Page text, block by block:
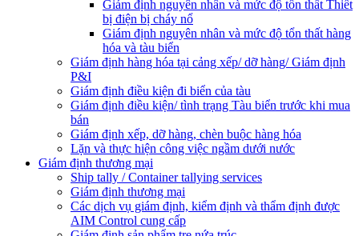
Giám định nguyên nhân và mức độ tổn thất Thiết
bị điện bị cháy nổ
Giám định nguyên nhân và mức độ tổn thất hàng
hóa và tàu biển
Giám định hàng hóa tại cảng xếp/ dỡ hàng/ Giám định
P&I
Giám định điều kiện đi biển của tàu
Giám định điều kiện/ tình trạng Tàu biển trước khi mua
bán
Giám định xếp, dỡ hàng, chèn buộc hàng hóa
Lặn và thực hiện công việc ngầm dưới nước
Giám định thương mại
Ship tally / Container tallying services
Giám định thương mại
Các dịch vụ giám định, kiểm định và thẩm định được
AIM Control cung cấp